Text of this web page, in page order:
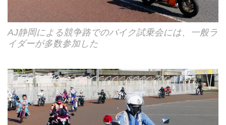
AJ静岡による競争路でのバイク試乗会には、一般ラ
イダーが多数参加した